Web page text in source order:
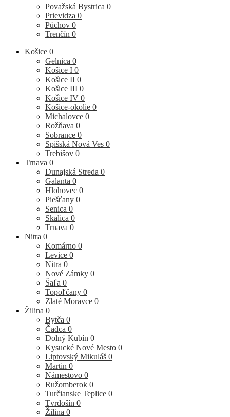
Považská Bystrica 0
Prievidza 0
Púchov 0
Trenčín 0
Košice 0
Gelnica 0
Košice I 0
Košice II 0
Košice III 0
Košice IV 0
Košice-okolie 0
Michalovce 0
Rožňava 0
Sobrance 0
Spišská Nová Ves 0
Trebišov 0
Trnava 0
Dunajská Streda 0
Galanta 0
Hlohovec 0
Piešťany 0
Senica 0
Skalica 0
Trnava 0
Nitra 0
Komárno 0
Levice 0
Nitra 0
Nové Zámky 0
Šaľa 0
Topoľčany 0
Zlaté Moravce 0
Žilina 0
Bytča 0
Čadca 0
Dolný Kubín 0
Kysucké Nové Mesto 0
Liptovský Mikuláš 0
Martin 0
Námestovo 0
Ružomberok 0
Turčianske Teplice 0
Tvrdošín 0
Žilina 0